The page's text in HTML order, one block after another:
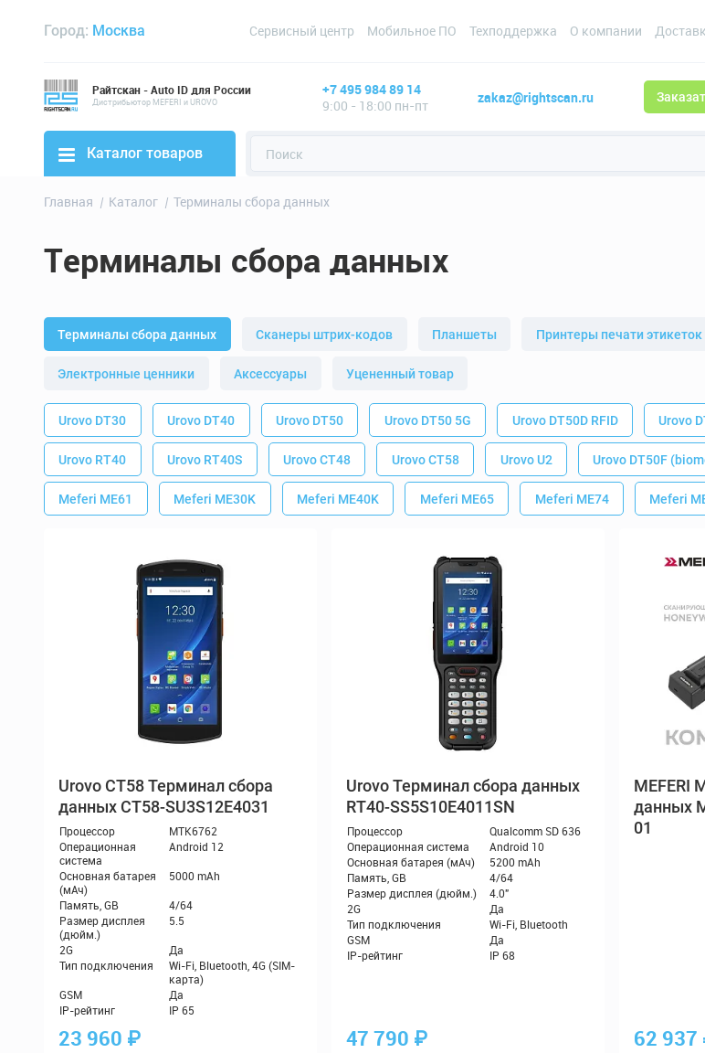
Город: Москва Сервисный центр Мобильное ПО Техподдержка О компании
Райтскан - Auto ID для России
Дистрибьютор MEFERI и UROVO
+7 495 984 89 14
9:00 - 18:00 пн-пт
zakaz@rightscan.ru
Каталог товаров
Главная Каталог Терминалы сбора данных
Терминалы сбора данных
Терминалы сбора данных Cканеры штрих-кодов Планшеты Принтеры печати этикеток
Электронные ценники Аксессуары Уцененный товар
CT58 Терминал сбора
данных CT58-SU3S12E4031
23 960 ₽
Терминал сбора данных
RT40-SS5S10E4011SN
47 790 ₽
MEFERI
данных
01
62 937